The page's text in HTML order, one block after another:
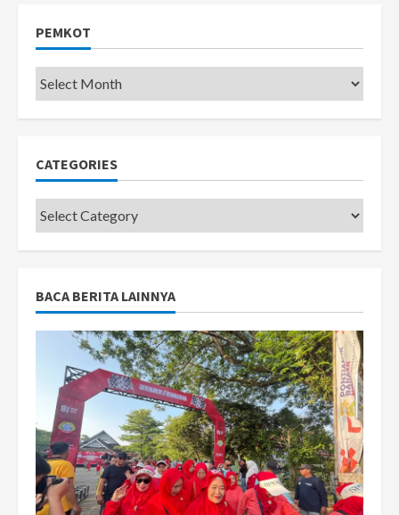
PEMKOT
Pemkot
CATEGORIES
Categories
BACA BERITA LAINNYA